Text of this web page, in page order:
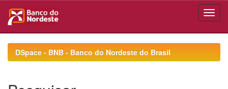
navigationDSpace - BNB - Banco do Nordeste do Brasil